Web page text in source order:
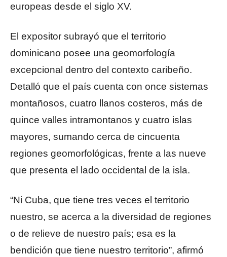
europeas desde el siglo XV.
El expositor subrayó que el territorio
dominicano posee una geomorfología
excepcional dentro del contexto caribeño.
Detalló que el país cuenta con once sistemas
montañosos, cuatro llanos costeros, más de
quince valles intramontanos y cuatro islas
mayores, sumando cerca de cincuenta
regiones geomorfológicas, frente a las nueve
que presenta el lado occidental de la isla.
“Ni Cuba, que tiene tres veces el territorio
nuestro, se acerca a la diversidad de regiones
o de relieve de nuestro país; esa es la
bendición que tiene nuestro territorio”, afirmó